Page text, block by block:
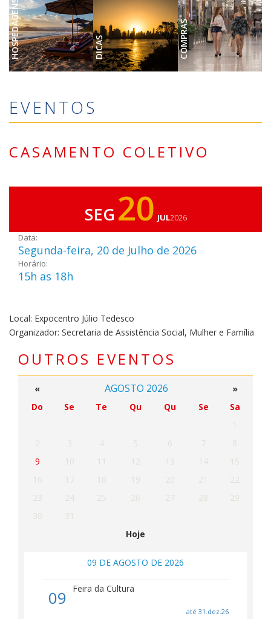
HOSPEDAGENS DICAS COMPRAS
EVENTOS
CASAMENTO COLETIVO
SEG 20 JUL2026
Data:
Segunda-feira, 20 de Julho de 2026
Horário:
15h as 18h
Local: Expocentro Júlio Tedesco
Organizador: Secretaria de Assistência Social, Mulher e Família
OUTROS EVENTOS
« AGOSTO 2026
»
Do
Se Te Qu Qu Se
Sa
1
2
3 4 5 6 7
8
9
10 11 12 13 14
15
16
17 18 19 20 21
22
23
24 25 26 27 28
29
30
31
Hoje
09 DE AGOSTO DE 2026
09 Feira da Cultura
até 31.dez.26